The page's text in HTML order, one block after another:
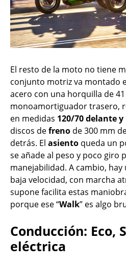
El resto de la moto no tiene
conjunto motriz va montado
acero con una horquilla de
monoamortiguador trasero,
en medidas 120/70 delante
discos defreno de 300 mm
detrás. El asiento queda un
se añade al peso y poco giro
manejabilidad. A cambio,
baja velocidad, con marcha
supone facilita estas
porque ese “Walk” es algo
Conducción: Eco,
eléctrica